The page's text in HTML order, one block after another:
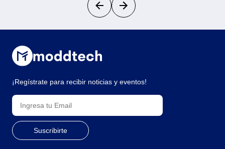
¡Regístrate para recibir noticias y eventos!